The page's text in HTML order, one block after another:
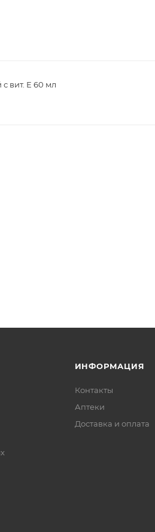
вит. Е 60 мл
ИНФОРМАЦИЯ
Контакты
Аптеки
Доставка и оплата